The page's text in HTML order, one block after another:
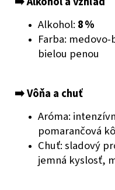
Alkohol: 8 %
Farba:
bielou penou
➡️ Vôňa a chuť
Aróma:
pomarančová
Chuť: sladový
jemná kyslosť,
CITRA
THING